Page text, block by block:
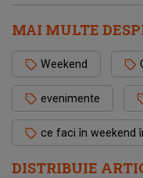
DISTRIBUIE
MAI MULTE
Weekend
evenimente
ce faci în weekend